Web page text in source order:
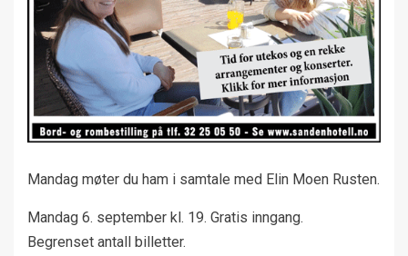
Mandag møter du ham i samtale med Elin Moen Rusten.
Mandag 6. september kl. 19. Gratis inngang.
Begrenset antall billetter.